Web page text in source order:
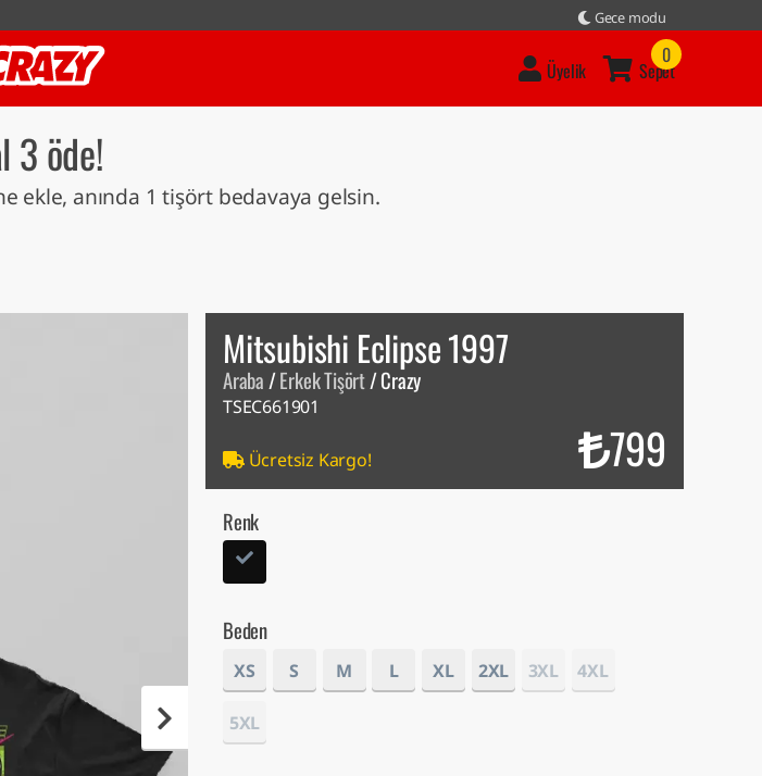
Gece modu
Üyelik Sepet
0
3 öde!
ekle, anında 1 tişört bedavaya gelsin.
Mitsubishi Eclipse 1997
Araba /Erkek Tişört/Crazy
TSEC661901
799
Ücretsiz Kargo!
Renk
Beden
XS S M L XL 2XL 3XL 4XL
5XL